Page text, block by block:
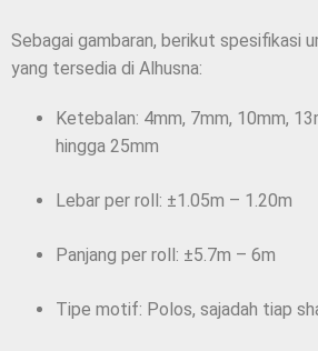
Sebagai gambaran, berikut spesifikasi
yang tersedia di Alhusna:
Ketebalan: 4mm, 7mm, 10mm,
hingga 25mm
Lebar per roll: ±1.05m – 1.20m
Panjang per roll: ±5.7m – 6m
Tipe motif: Polos, sajadah tiap